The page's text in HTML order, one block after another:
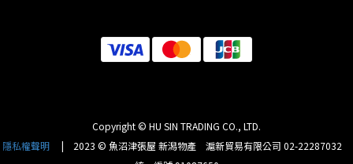
Copyright © HU SIN TRADING CO., LTD.
隱私權聲明| 2023 © 魚沼津張屋 新潟物產 滬新貿易有限公司 02-22287032